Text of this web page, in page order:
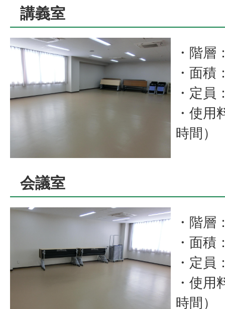
講義室
・階層
・面
・定員
・使用
時間）
会議室
・階層
・面
・定員
・使
時間）